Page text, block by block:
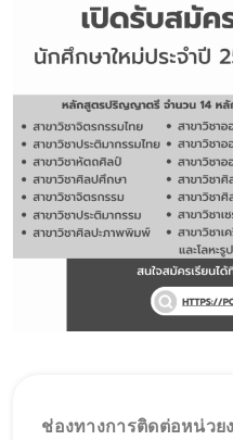
ช่องทางการติดต่อหน่วย